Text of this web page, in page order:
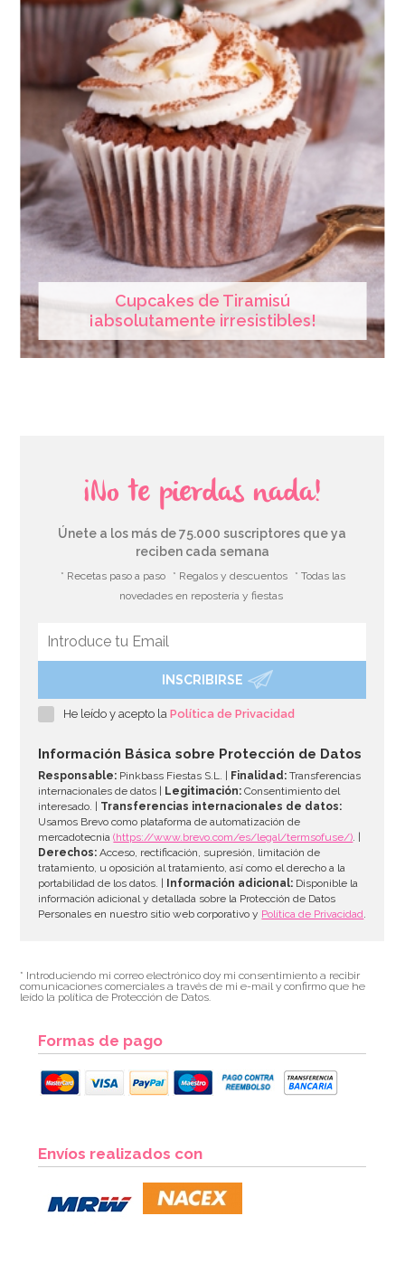
Cupcakes de Tiramisú
¡absolutamente irresistibles!
¡No te pierdas nada!
Únete a los más de 75.000 suscriptores que ya
reciben cada semana
* Recetas paso a paso * Regalos y descuentos
* Todas las
novedades en repostería y fiestas
INSCRIBIRSE
He leído y acepto laPolítica de Privacidad
Información Básica sobre Protección de Datos
Responsable: Pinkbass Fiestas S.L. | Finalidad: Transferencias
internacionales de datos |
Legitimación: Consentimiento del
interesado. | Transferencias internacionales de datos:
Usamos Brevo como plataforma de automatización de
mercadotecnia(https://www.brevo.com/es/legal/termsofuse/). |
Derechos: Acceso, rectificación, supresión, limitación de
tratamiento, u oposición al tratamiento, así como el derecho a la
portabilidad de los datos. |
Información adicional: Disponible la
información adicional y detallada sobre la Protección de Datos
Personales en nuestro sitio web corporativo y Política de Privacidad.
* Introduciendo mi correo electrónico doy mi consentimiento a recibir
comunicaciones comerciales a través de mi e-mail y confirmo que he
leído la política de Protección de Datos.
Formas de pago
Envíos realizados con